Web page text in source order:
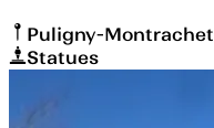
Puligny-Montrachet
Statues